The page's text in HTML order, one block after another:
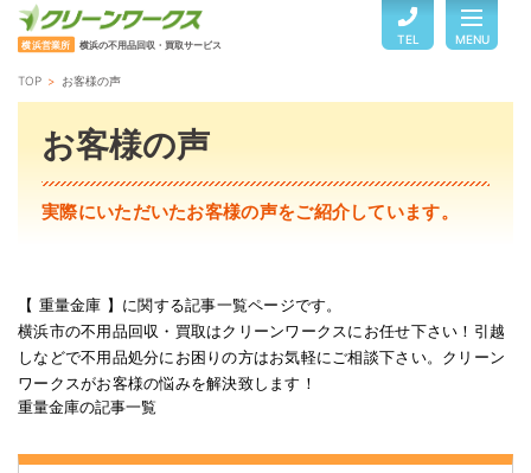
横浜営業所 横浜の不用品回収・買取サービス TEL MENU
サービスのご案内
回収品目・料金
TOP お客様の声
お客様の声
実際にいただいたお客様の声をご紹介しています。
【 重量金庫 】に関する記事一覧ページです。
横浜市の不用品回収・買取はクリーンワークスにお任せ下さい！引越
しなどで不用品処分にお困りの方はお気軽にご相談下さい。クリーン
ワークスがお客様の悩みを解決致します！
重量金庫の記事一覧